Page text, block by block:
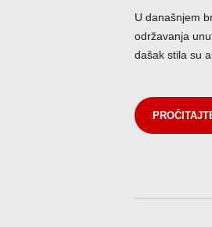
U današnjem
održavanja
dašak stila su